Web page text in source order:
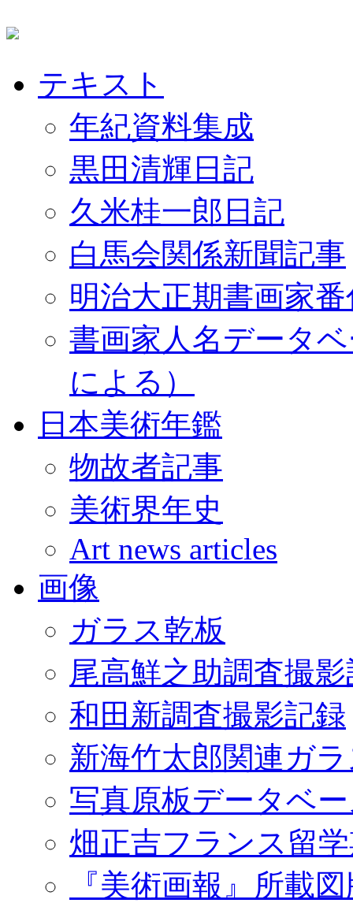
テキスト
年紀資料集成
黒田清輝日記
久米桂一郎日記
白馬会関係新聞記事
明治大正期書画家
書画家人名データ
による）
日本美術年鑑
物故者記事
美術界年史
Art news articles
画像
ガラス乾板
尾高鮮之助調査撮
和田新調査撮影記録
新海竹太郎関連ガ
写真原板データベ
畑正吉フランス留
『美術画報』所載